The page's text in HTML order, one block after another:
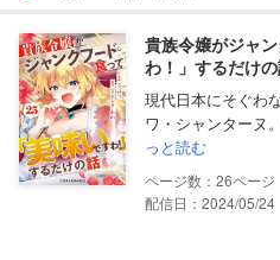
貴族令嬢がジャ
わ！」するだけ
現代日本にそぐわ
ワ・シャンターヌ
っと読む
26
配信日：2024/05/24